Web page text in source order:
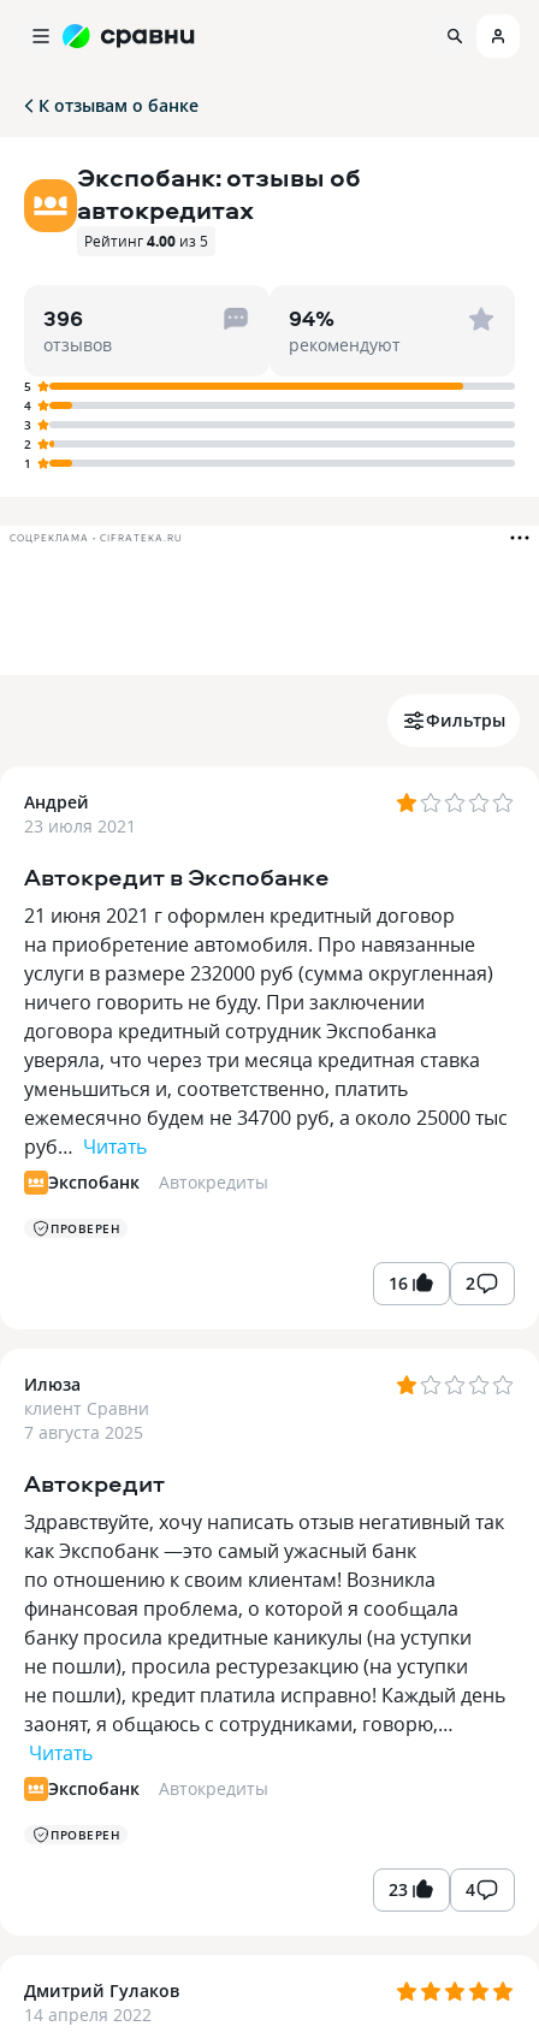
К отзывам о банке
Экспобанк: отзывы об
автокредитах
Рейтинг4.00 из 5
396
отзывов
94%
рекомендуют
5
4
3
2
1
СОЦРЕКЛАМА • CIFRATEKA.RU
Фильтры
Андрей
23 июля 2021
Автокредит в Экспобанке
21 июня 2021 г оформлен кредитный договор
на приобретение автомобиля. Про навязанные
услуги в размере 232000 руб (сумма округленная)
ничего говорить не буду. При заключении
договора кредитный сотрудник Экспобанка
уверяла, что через три месяца кредитная ставка
уменьшиться и, соответственно, платить
ежемесячно будем не 34700 руб, а около 25000 тыс
руб… Читать
Экспобанк Автокредиты
ПРОВЕРЕН
16 2
Илюза
клиент Сравни
7 августа 2025
Автокредит
Здравствуйте, хочу написать отзыв негативный так
как Экспобанк —это самый ужасный банк
по отношению к своим клиентам! Возникла
финансовая проблема, о которой я сообщала
банку просила кредитные каникулы (на уступки
не пошли), просила рестурезакцию (на уступки
не пошли), кредит платила исправно! Каждый день
заонят, я общаюсь с сотрудниками, говорю,…
Читать
Экспобанк Автокредиты
ПРОВЕРЕН
23 4
Дмитрий Гулаков
14 апреля 2022